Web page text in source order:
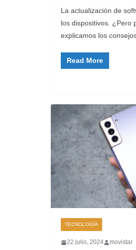
La actualización de
los dispositivos. ¿Pero
explicamos los
Read More
TECNOLOGÍA
22 julio, 2024 movistar